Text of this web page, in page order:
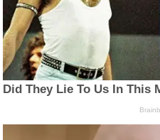
Did They Lie To Us In This